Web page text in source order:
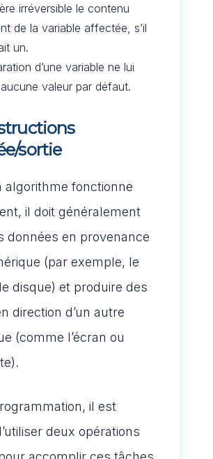
irréversible le contenu
de la variable affectée, s’il
un.
d’une variable ne lui
valeur par défaut.
sortie
algorithme fonctionne
il doit généralement
données en provenance
(par exemple, le
disque) et produire des
direction d’un autre
(comme l’écran ou
il est
deux opérations